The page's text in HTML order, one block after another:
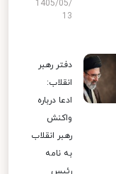
1405/05/
13
دفتر رهبر
انقلاب:
ادعا درباره
واکنش
رهبر انقلاب
به نامه
رئیس